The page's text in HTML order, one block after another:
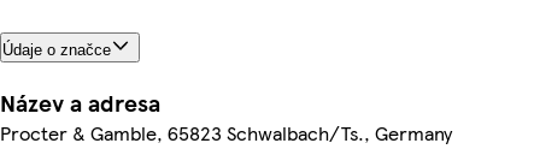
Údaje o značce
Název a adresa
Procter & Gamble, 65823 Schwalbach/Ts., Germany